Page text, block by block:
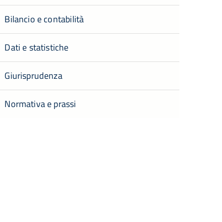
Bilancio e contabilità
Dati e statistiche
Giurisprudenza
Normativa e prassi